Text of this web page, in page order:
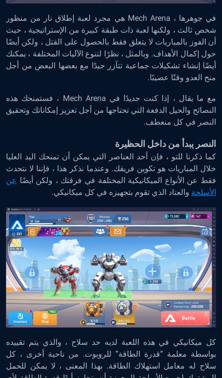
في جوهرها ، Mech Arena هي مجرد لعبة إطلاق نار من منظور
شخص ثالث ، ولكنها لعبة ذات طبقة كبيرة من الإستراتيجية ، حيث
أن الفوز بالمباريات لا يتعلق فقط بالحصول على القتل ، ولكن أيضًا
حول إكمال الأهداف. وبالمثل ، نظرًا لتنوع الآليات المختلفة ، يمكنك
أيضًا إنشاء تشكيلات جماعية تتآزر جيدًا مع بعضها البعض من أجل
منح العدو وقتًا عصيبًا.
مع ما يقال ، إذا كنت جديدًا في Mech Arena ، فستمنحك هذه
النصائح والحيل الدفعة التي تحتاجها من أجل تعزيز إمكاناتك وتحقيق
النصر في كل منعطف.
النصر يبدأ من داخل الحظيرة
كما ذكرنا للتو ، فإن أحد العناصر التي يمكن أن تمنحك اليد العليا
خلال المباريات هو تكوين فريقك. وعندما نذكر هذا ، فإننا لا نتحدث
فقط عن الأنواع الميكانيكية المختلفة في فرقتك ، ولكن أيضًا عن
الأسلحة والعتاد الذي تقوم بتجهيزه في كل ميكانيكي.
كل ميكانيكي في هذه اللعبة لديه حد سلاح ، والذي يتم تقييده
بواسطة معلمة “قدرة الطاقة” للروبوت. من ناحية أخرى ، كل
سلاح له معامل استهلاك الطاقة. بهذا المعنى ، لا يمكن للحمل